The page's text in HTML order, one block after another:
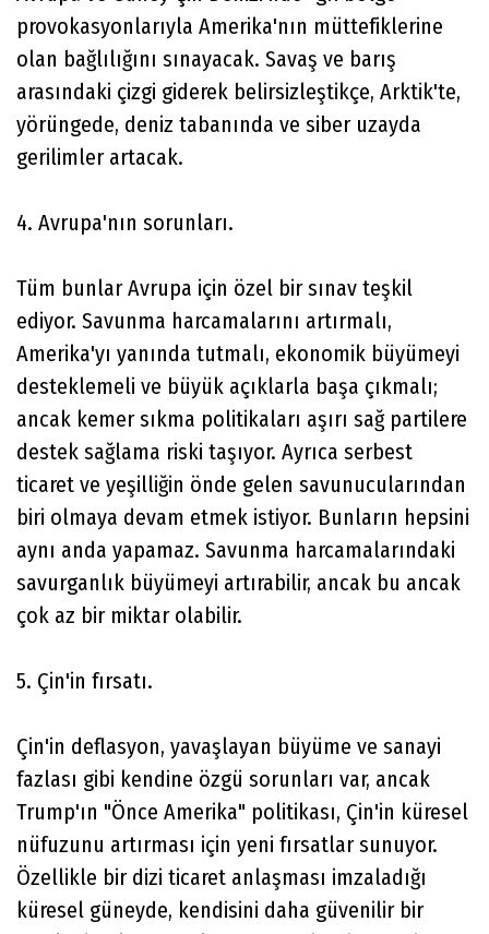
provokasyonlarıyla Amerika'nın müttefiklerine
olan bağlılığını sınayacak. Savaş ve barış
arasındaki çizgi giderek belirsizleştikçe, Arktik'te,
yörüngede, deniz tabanında ve siber uzayda
gerilimler artacak.
4. Avrupa'nın sorunları.
Tüm bunlar Avrupa için özel bir sınav teşkil
ediyor. Savunma harcamalarını artırmalı,
Amerika'yı yanında tutmalı, ekonomik büyümeyi
desteklemeli ve büyük açıklarla başa çıkmalı;
ancak kemer sıkma politikaları aşırı sağ partilere
destek sağlama riski taşıyor. Ayrıca serbest
ticaret ve yeşilliğin önde gelen savunucularından
biri olmaya devam etmek istiyor. Bunların hepsini
aynı anda yapamaz. Savunma harcamalarındaki
savurganlık büyümeyi artırabilir, ancak bu ancak
çok az bir miktar olabilir.
5. Çin'in fırsatı.
Çin'in deflasyon, yavaşlayan büyüme ve sanayi
fazlası gibi kendine özgü sorunları var, ancak
Trump'ın "Önce Amerika" politikası, Çin'in küresel
nüfuzunu artırması için yeni fırsatlar sunuyor.
Özellikle bir dizi ticaret anlaşması imzaladığı
küresel güneyde, kendisini daha güvenilir bir